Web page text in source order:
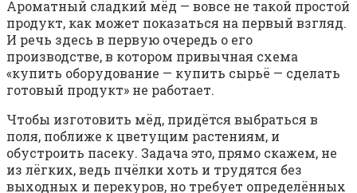
Ароматный сладкий мёд — вовсе не такой простой
продукт, как может показаться на первый взгляд.
И речь здесь в первую очередь о его
производстве, в котором привычная схема
«купить оборудование — купить сырьё — сделать
готовый продукт» не работает.
Чтобы изготовить мёд, придётся выбраться в
поля, поближе к цветущим растениям, и
обустроить пасеку. Задача это, прямо скажем, не
из лёгких, ведь пчёлки хоть и трудятся без
выходных и перекуров, но требует определённых